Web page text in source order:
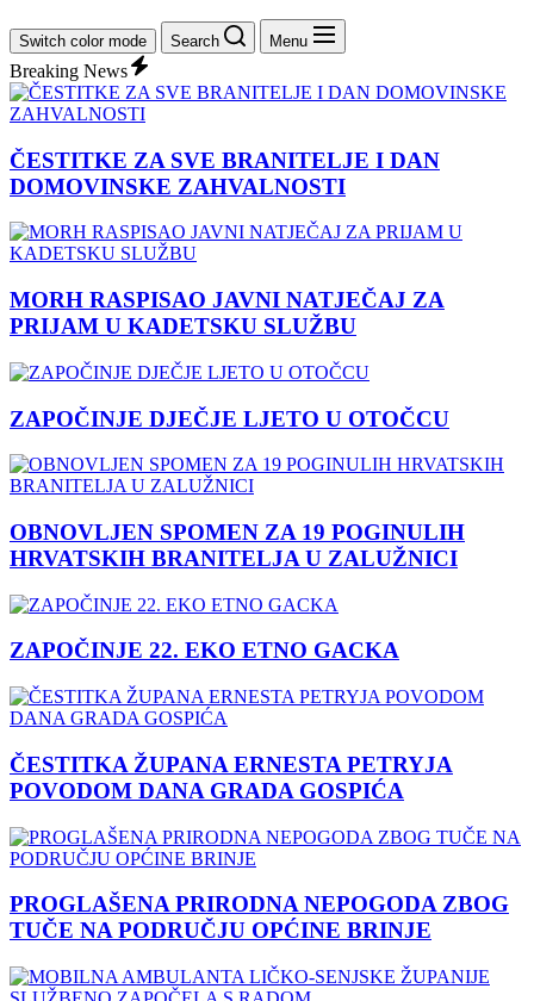
Switch color mode Search Menu
Breaking News
ČESTITKE ZA SVE BRANITELJE I DAN
DOMOVINSKE ZAHVALNOSTI
MORH RASPISAO JAVNI NATJEČAJ ZA
PRIJAM U KADETSKU SLUŽBU
ZAPOČINJE DJEČJE LJETO U OTOČCU
OBNOVLJEN SPOMEN ZA 19 POGINULIH
HRVATSKIH BRANITELJA U ZALUŽNICI
ZAPOČINJE 22. EKO ETNO GACKA
ČESTITKA ŽUPANA ERNESTA PETRYJA
POVODOM DANA GRADA GOSPIĆA
PROGLAŠENA PRIRODNA NEPOGODA ZBOG
TUČE NA PODRUČJU OPĆINE BRINJE